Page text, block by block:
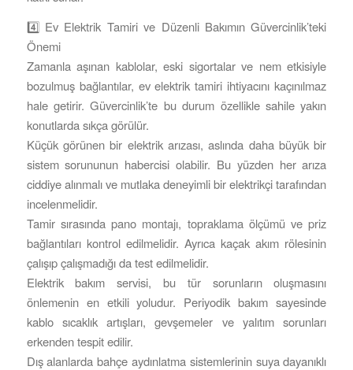
4️⃣ Ev Elektrik Tamiri ve Düzenli Bakımın Güvercinlik’teki
Önemi
Zamanla aşınan kablolar, eski sigortalar ve nem etkisiyle
bozulmuş bağlantılar, ev elektrik tamiri ihtiyacını kaçınılmaz
hale getirir. Güvercinlik’te bu durum özellikle sahile yakın
konutlarda sıkça görülür.
Küçük görünen bir elektrik arızası, aslında daha büyük bir
sistem sorununun habercisi olabilir. Bu yüzden her arıza
ciddiye alınmalı ve mutlaka deneyimli bir elektrikçi tarafından
incelenmelidir.
Tamir sırasında pano montajı, topraklama ölçümü ve priz
bağlantıları kontrol edilmelidir. Ayrıca kaçak akım rölesinin
çalışıp çalışmadığı da test edilmelidir.
Elektrik bakım servisi, bu tür sorunların oluşmasını
önlemenin en etkili yoludur. Periyodik bakım sayesinde
kablo sıcaklık artışları, gevşemeler ve yalıtım sorunları
erkenden tespit edilir.
Dış alanlarda bahçe aydınlatma sistemlerinin suya dayanıklı